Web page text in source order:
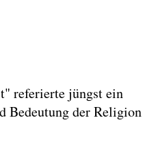
referierte jüngst ein
Bedeutung der Religion